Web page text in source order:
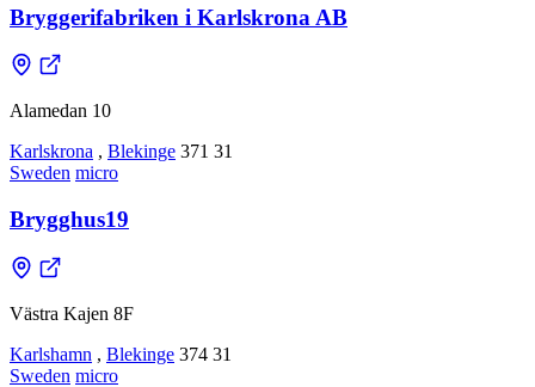
Bryggerifabriken i Karlskrona AB
Alamedan 10
Karlskrona , Blekinge 371 31
Sweden micro
Brygghus19
Västra Kajen 8F
Karlshamn , Blekinge 374 31
Sweden micro